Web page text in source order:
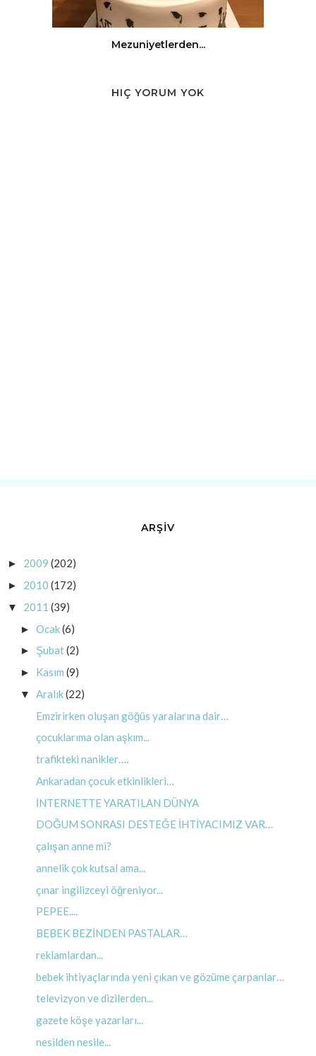
Mezuniyetlerden...
HIÇ YORUM YOK
ARŞİV
► 2009 (202)
► 2010 (172)
▼ 2011 (39)
► Ocak(6)
► Şubat(2)
► Kasım (9)
▼ Aralık(22)
Emzirirken oluşan göğüs yaralarına dair…
çocuklarıma olan aşkım...
trafikteki nanikler….
Ankaradan çocuk etkinlikleri…
İNTERNETTE YARATILAN DÜNYA
DOĞUM SONRASI DESTEĞE İHTİYACIMIZ VAR…
çalışan anne mi?
annelik çok kutsal ama...
çınar ingilizceyi öğreniyor...
PEPEE....
BEBEK BEZİNDEN PASTALAR…
reklamlardan...
bebek ihtiyaçlarında yeni çıkan ve gözüme çarpanlar…
televizyon ve dizilerden...
gazete köşe yazarları...
nesilden nesile...